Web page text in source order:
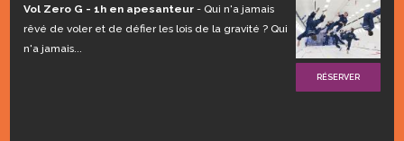
Vol Zero G - 1h en apesanteur- Qui n'a jamais
rêvé de voler et de défier les lois de la gravité ? Qui
n'a jamais...
RÉSERVER